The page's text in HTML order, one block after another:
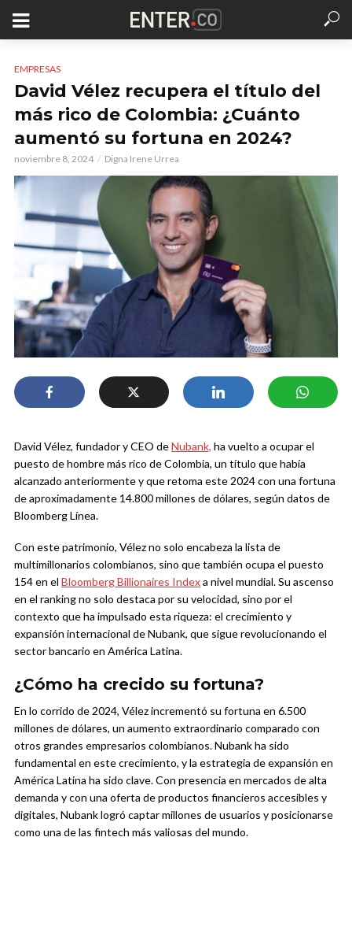
EMPRESAS
David Vélez recupera el título del
más rico de Colombia: ¿Cuánto
aumentó su fortuna en 2024?
noviembre 8, 2024 Digna Irene Urrea
David Vélez, fundador y CEO deNubank, ha vuelto a ocupar el
puesto de hombre más rico de Colombia, un título que había
alcanzado anteriormente y que retoma este 2024 con una fortuna
de aproximadamente 14.800 millones de dólares, según datos de
Bloomberg Línea.
Con este patrimonio, Vélez no solo encabeza la lista de
multimillonarios colombianos, sino que también ocupa el puesto
154 en el Bloomberg Billionaires Indexa nivel mundial. Su ascenso
en el ranking no solo destaca por su velocidad, sino por el
contexto que ha impulsado esta riqueza: el crecimiento y
expansión internacional de Nubank, que sigue revolucionando el
sector bancario en América Latina.
¿Cómo ha crecido su fortuna?
En lo corrido de 2024, Vélez incrementó su fortuna en 6.500
millones de dólares, un aumento extraordinario comparado con
otros grandes empresarios colombianos. Nubank ha sido
fundamental en este crecimiento, y la estrategia de expansión en
América Latina ha sido clave. Con presencia en mercados de alta
demanda y con una oferta de productos financieros accesibles y
digitales, Nubank logró captar millones de usuarios y posicionarse
como una de las fintech más valiosas del mundo.